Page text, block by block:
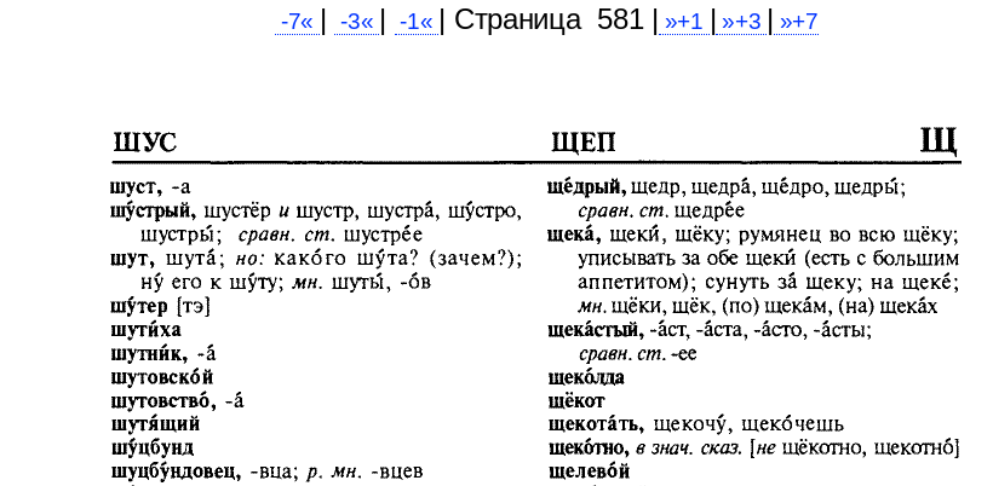
-7« | -3« | -1« | Cтраница 581 | »+1 | »+3 | »+7